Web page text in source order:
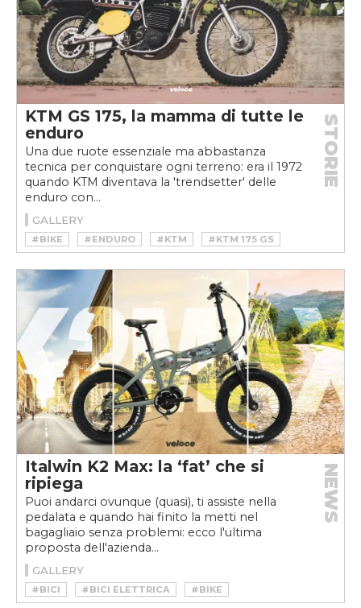
KTM GS 175, la mamma di tutte le
enduro
Una due ruote essenziale ma abbastanza
tecnica per conquistare ogni terreno: era il 1972
quando KTM diventava la 'trendsetter' delle
enduro con...
STORIE
GALLERY
#BIKE #ENDURO #KTM
#KTM 175 GS
#MAGURA
#MOTO #ROTAX
Italwin K2 Max: la ‘fat’ che si
ripiega
Puoi andarci ovunque (quasi), ti assiste nella
pedalata e quando hai finito la metti nel
bagagliaio senza problemi: ecco l'ultima
proposta dell'azienda...
NEWS
GALLERY
#BICI #BICI ELETTRICA
#BIKE